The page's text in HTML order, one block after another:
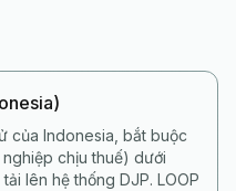
của Indonesia, bắt buộc
chịu thuế) dưới
lên hệ thống DJP. LOOP